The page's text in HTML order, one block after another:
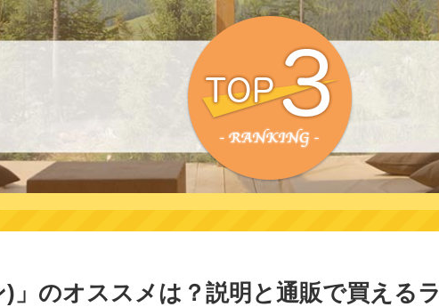
)」のオススメは？説明と通販で買えるラ